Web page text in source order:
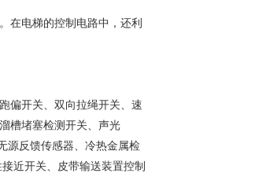
在电梯的控制电路中，还利
偏开关、双向拉绳开关、速
槽堵塞检测开关、声光
源反馈传感器、冷热金属检
近开关、皮带输送装置控制